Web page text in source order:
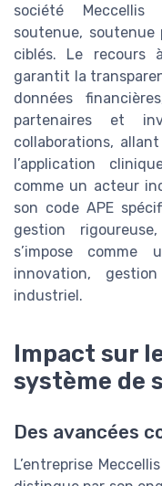
société Meccellis
soutenue,
ciblés. Le recours
garantit la
données
partenaires et
collaborations,
l’application
comme un acteur
son code APE
gestion
s’impose
innovation,
industriel.
Impact sur
système de
Des avancées
L’entreprise